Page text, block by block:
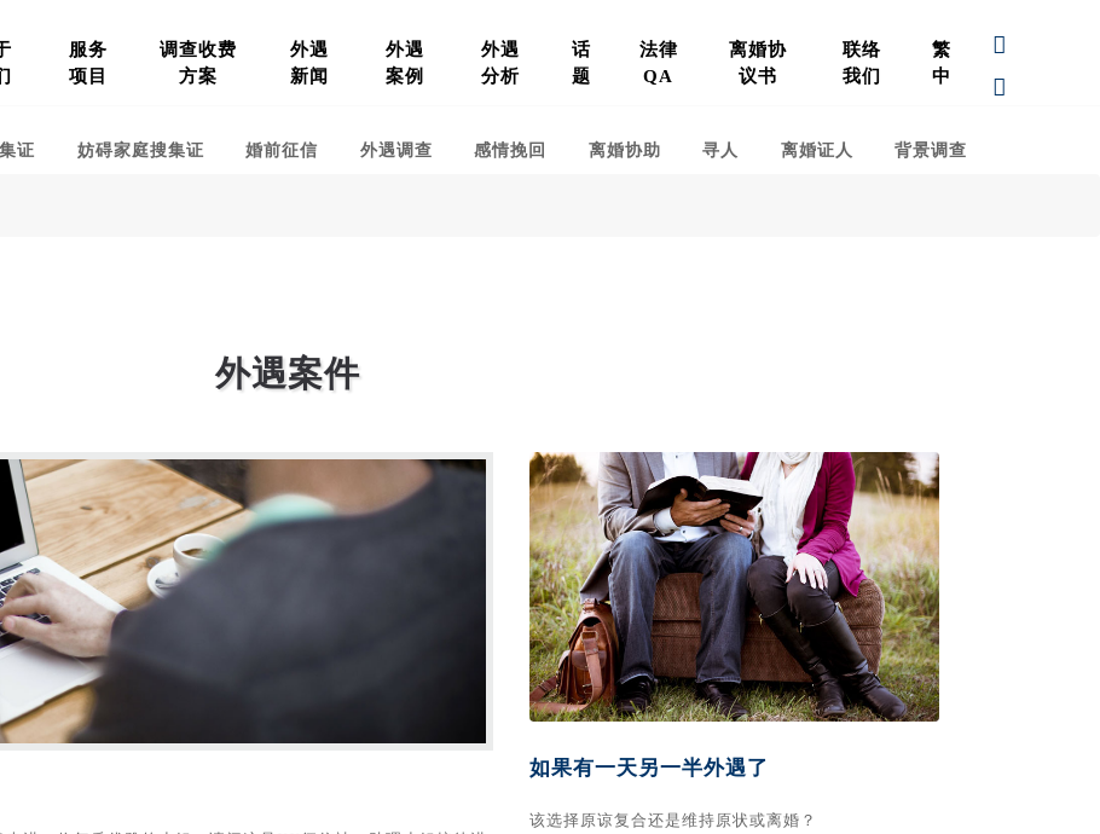
证 妨碍家庭搜集证 婚前征信 外遇调查 感情挽回 离婚协助 寻人 离婚证人 背景调查
服务
项目
调查收费
方案
外遇
新闻
外遇
案例
外遇
分析
话
题
法律
QA
离婚协
议书
联络
我们
繁
中
外遇案件
如果有一天另一半外遇了
该选择原谅复合还是维持原状或离婚？